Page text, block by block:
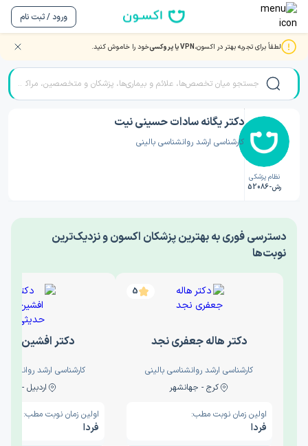
ورود / ثبت نام
لطفاً برای تجربه بهتر در اکسون،VPN یا پروکسی خود را خاموش کنید. صفحه اصلی/دکتر روانشناسی/دکتر یگانه سادات حسینی نیت
نظام پزشکی
رش-52086
دکتر یگانه سادات حسینی نیت
کارشناسی ارشد روانشناسی بالینی
‎دسترسی فوری به بهترین پزشکان اکسون و نزدیک‌ترین
نوبت‌ها
5
دکتر هاله جعفری نجد
کارشناسی ارشد روانشناسی بالینی
کرج - جهانشهر
اولین زمان نوبت مطب:
فردا
دکتر افشین
کارشناسی ارشد
اردبیل - والی
اولین زمان نوبت مطب:
فردا